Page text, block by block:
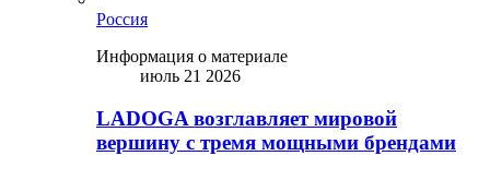
Россия
Информация о материале
июль 21 2026
LADOGA возглавляет мировой
вершину с тремя мощными брендами